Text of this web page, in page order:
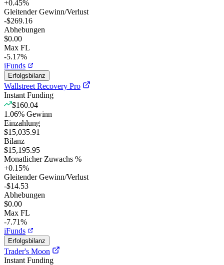
+0.45%
Gleitender Gewinn/Verlust
-$269.16
Abhebungen
$0.00
Max FL
-5.17%
iFunds
Erfolgsbilanz
Wallstreet Recovery Pro
Instant Funding
$160.04
1.06% Gewinn
Einzahlung
$15,035.91
Bilanz
$15,195.95
Monatlicher Zuwachs %
+0.15%
Gleitender Gewinn/Verlust
-$14.53
Abhebungen
$0.00
Max FL
-7.71%
iFunds
Erfolgsbilanz
Trader's Moon
Instant Funding